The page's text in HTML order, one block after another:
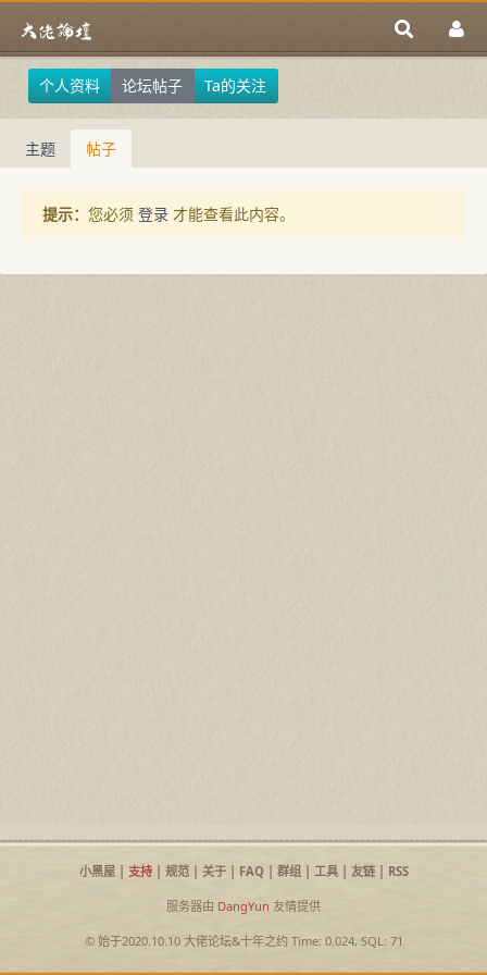
个人资料 论坛帖子 Ta的关注
主题 帖子
提示： 您必须 登录 才能查看此内容。
小黑屋| 支持| 规范| 关于| FAQ| 群组| 工具| 友链| RSS
服务器由 DangYun 友情提供
© 始于2020.10.10 大佬论坛&十年之约Time: 0.024, SQL: 71